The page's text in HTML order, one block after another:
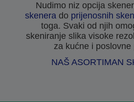
Nudimo niz opcija
skenerado prijenosnih
toga. Svaki od njih
skeniranje slika visoke
za kućne i poslovne
NAŠ ASORTIMAN